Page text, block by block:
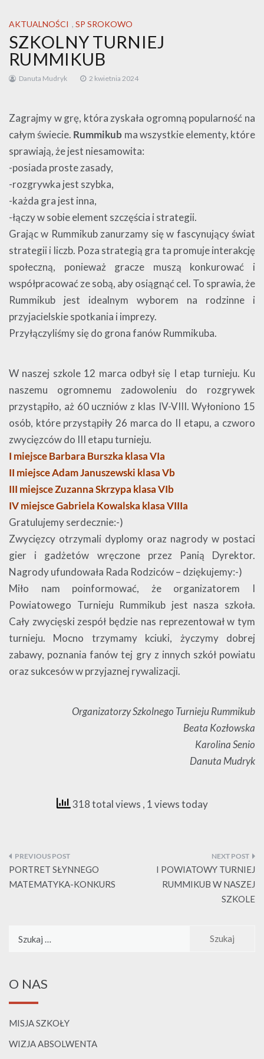
AKTUALNOŚCI , SP SROKOWO
SZKOLNY TURNIEJ
RUMMIKUB
Danuta Mudryk 2 kwietnia 2024
Zagrajmy w grę, która zyskała ogromną popularność na
całym świecie. Rummikub ma wszystkie elementy, które
sprawiają, że jest niesamowita:
-posiada proste zasady,
-rozgrywka jest szybka,
-każda gra jest inna,
-łączy w sobie element szczęścia i strategii.
Grając w Rummikub zanurzamy się w fascynujący świat
strategii i liczb. Poza strategią gra ta promuje interakcję
społeczną, ponieważ gracze muszą konkurować i
współpracować ze sobą, aby osiągnąć cel. To sprawia, że
Rummikub jest idealnym wyborem na rodzinne i
przyjacielskie spotkania i imprezy.
Przyłączyliśmy się do grona fanów Rummikuba.
W naszej szkole 12 marca odbył się I etap turnieju. Ku
naszemu ogromnemu zadowoleniu do rozgrywek
przystąpiło, aż 60 uczniów z klas IV-VIII. Wyłoniono 15
osób, które przystąpiły 26 marca do II etapu, a czworo
zwycięzców do III etapu turnieju.
I miejsce Barbara Burszka klasa VIa
II miejsce Adam Januszewski klasa Vb
III miejsce Zuzanna Skrzypa klasa VIb
IV miejsce Gabriela Kowalska klasa VIIIa
Gratulujemy serdecznie:-)
Zwycięzcy otrzymali dyplomy oraz nagrody w postaci
gier i gadżetów wręczone przez Panią Dyrektor.
Nagrody ufundowała Rada Rodziców – dziękujemy:-)
Miło nam poinformować, że organizatorem I
Powiatowego Turnieju Rummikub jest nasza szkoła.
Cały zwycięski zespół będzie nas reprezentował w tym
turnieju. Mocno trzymamy kciuki, życzymy dobrej
zabawy, poznania fanów tej gry z innych szkół powiatu
oraz sukcesów w przyjaznej rywalizacji.
Organizatorzy Szkolnego Turnieju Rummikub
Beata Kozłowska
Karolina Senio
Danuta Mudryk
318 total views , 1 views today
Nawigacja
wpisu
PORTRET SŁYNNEGO
MATEMATYKA-KONKURS
I POWIATOWY TURNIEJ
RUMMIKUB W NASZEJ
SZKOLE
O NAS
MISJA SZKOŁY
WIZJA ABSOLWENTA